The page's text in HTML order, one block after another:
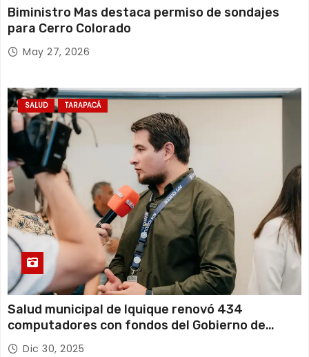
Biministro Mas destaca permiso de sondajes
para Cerro Colorado
May 27, 2026
SALUD TARAPACÁ
Salud municipal de Iquique renovó 434
computadores con fondos del Gobierno de
Tarapacá
Dic 30, 2025